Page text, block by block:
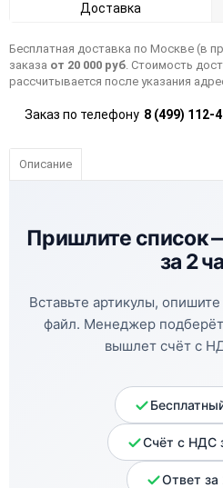
Доставка
Бесплатная доставка по Москве (в
заказа от 20 000 руб. Стоимость
рассчитывается после указания
Заказ по телефону 8 (499) 112-
Описание
Пришлите список
за 2
Вставьте артикулы,
файл. Менеджер
вышлет счёт с
Счёт с НДС
Ответ за